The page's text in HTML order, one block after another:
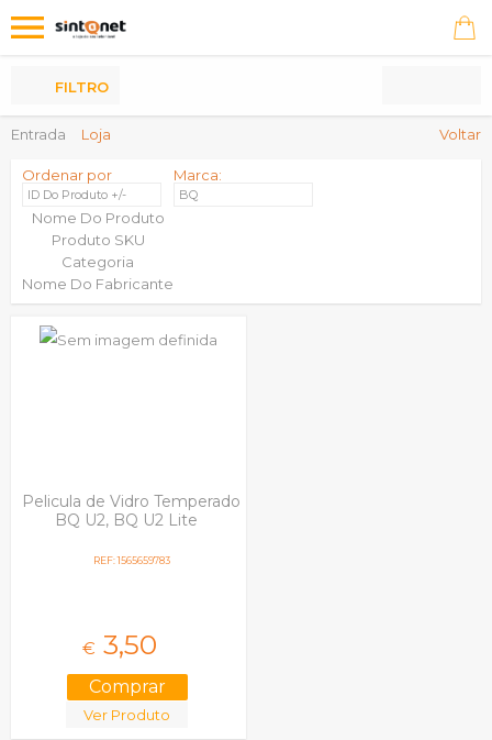
Produtos
Entrada Loja Voltar
FILTRO
Ordenar por
ID Do Produto +/-
Nome Do Produto
Produto SKU
Categoria
Nome Do Fabricante
Marca:
BQ
Pelicula de Vidro Temperado
BQ U2, BQ U2 Lite
REF: 1565659783
€ 3,50
Ver Produto